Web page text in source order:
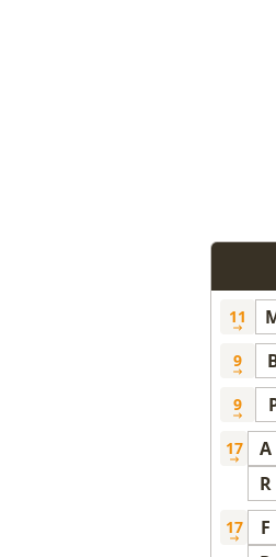
11
9
9
17 A
R
17 F